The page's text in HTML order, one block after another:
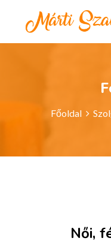
Főoldal
Női,